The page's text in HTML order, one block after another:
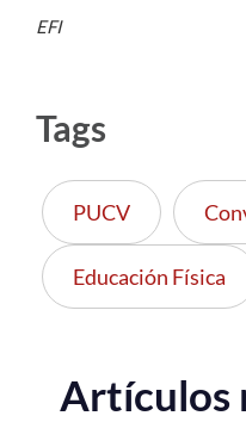
EFI
Tags
PUCV
Educación Física
Artículos